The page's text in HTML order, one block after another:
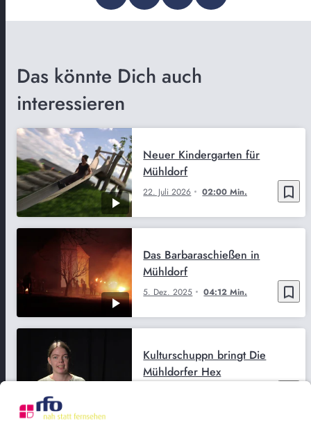
Das könnte Dich auch
interessieren
bookmark_border
22. Juli 2026 02:00 Min.
Neuer Kindergarten für
Mühldorf
bookmark_border
5. Dez. 2025 04:12 Min.
Das Barbaraschießen in
Mühldorf
Kulturschuppn bringt Die
Mühldorfer Hex